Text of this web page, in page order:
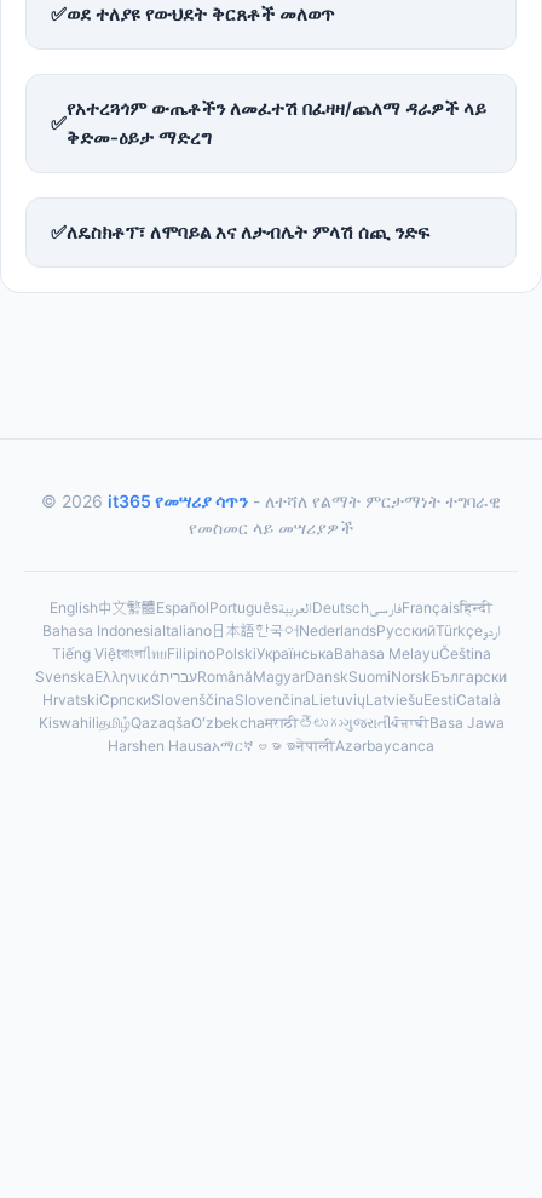
✅ወደ ተለያዩ የውህደት ቅርጸቶች መለወጥ
✅
የአተረጓጎም ውጤቶችን ለመፈተሽ በፈዛዛ/ጨለማ ዳራዎች ላይ
ቅድመ-ዕይታ ማድረግ
✅ለዴስክቶፕ፣ ለሞባይል እና ለታብሌት ምላሽ ሰጪ ንድፍ
© 2026 it365 የመሣሪያ ሳጥን - ለተሻለ የልማት ምርታማነት ተግባራዊ
የመስመር ላይ መሣሪያዎች
English中文繁體EspañolPortuguêsالعربيةDeutschفارسیFrançaisहिन्दी
Bahasa IndonesiaItaliano日本語한국어NederlandsРусскийTürkçeاردو
Tiếng ViệtবাংলাไทยFilipinoPolskiУкраїнськаBahasa MelayuČeština
SvenskaΕλληνικάעבריתRomânăMagyarDanskSuomiNorskБългарски
HrvatskiСрпскиSlovenščinaSlovenčinaLietuviųLatviešuEestiCatalà
Kiswahiliதமிழ்QazaqšaOʻzbekchaमराठीతెలుగుગુજરાતીਪੰਜਾਬੀBasa Jawa
Harshen Hausaአማርኛ ဗမာစာनेपालीAzərbaycanca